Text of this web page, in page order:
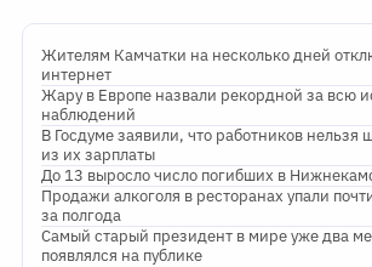
Жителям Камчатки на несколько дней
интернет
Жару в Европе назвали рекордной за всю
наблюдений
В Госдуме заявили, что работников нельзя
из их зарплаты
До 13 выросло число погибших в
Продажи алкоголя в ресторанах упали
за полгода
Самый старый президент в мире уже два
появлялся на публике